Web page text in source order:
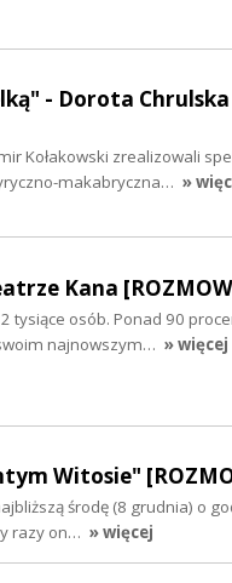
- Dorota
Kołakowski zrealizowali
makabryczna… »
Kana
tysiące osób. Ponad 90
najnowszym… » więcej
Witosie"
środę (8 grudnia) o
razy on… » więcej